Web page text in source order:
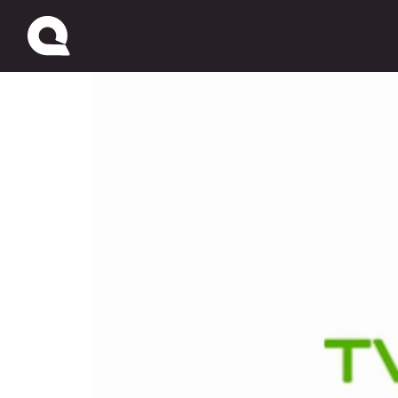
Ya está en el aire TV